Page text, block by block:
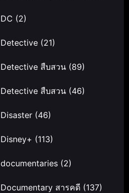
DC (2)
Detective (21)
Detective สืบสวน (89)
Detective สืบสวน (46)
Disaster (46)
Disney+ (113)
documentaries (2)
Documentary สารคดี (137)